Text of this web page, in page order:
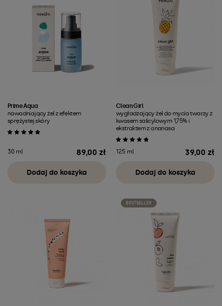
Prime Aqua
nawadniający żel z efektem
sprężystej skóry
30 ml 89,00 zł
Dodaj do koszyka
Clean Girl
wygładzający żel do mycia twarzy z
kwasem salicylowym 1,75% i
ekstraktem z ananasa
125 ml 39,00 zł
Dodaj do koszyka
BESTSELLER